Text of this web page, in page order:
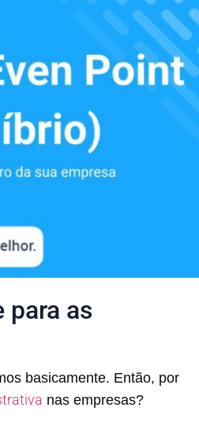
para as
basicamente. Então, por
nas empresas?